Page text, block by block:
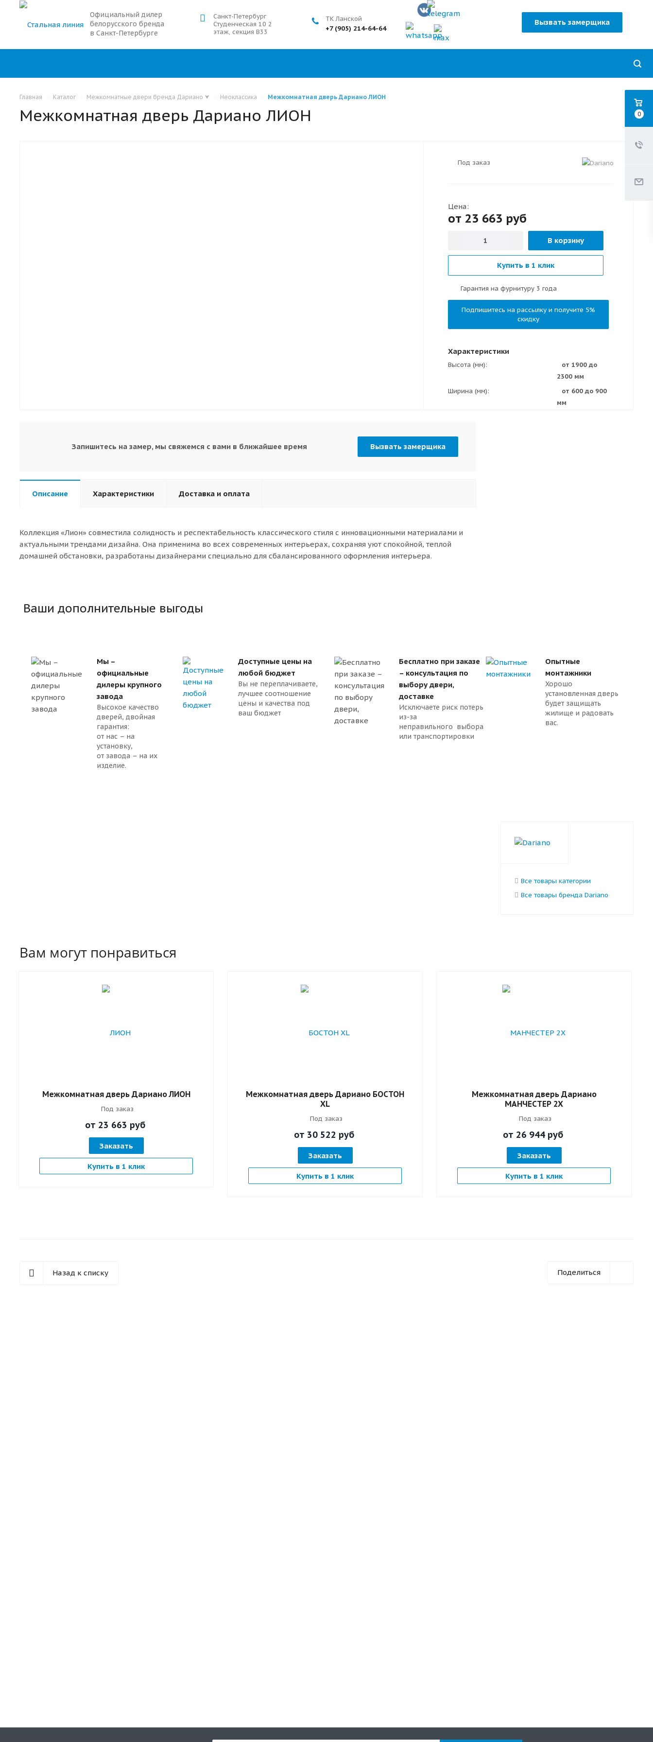
Официальный дилер
белорусского бренда
в Санкт-Петербурге
Санкт-Петербург
Студенческая 10 2
этаж, секция В33
ТК Ланской
+7 (905) 214-64-64
Вызвать замерщика
Главная Каталог Межкомнатные двери бренда Дариано ⮟ Неоклассика Межкомнатная дверь Дариано ЛИОН
Межкомнатная дверь Дариано ЛИОН
Под заказ
Цена:
от 23 663 руб
В корзину
Купить в 1 клик
Гарантия на фурнитуру 3 года
Подпишитесь на рассылку и получите 5%
скидку
Характеристики
Высота (мм)
от 1900 до
2300 мм
Ширина (мм)
от 600 до 900
мм
Запишитесь на замер, мы свяжемся с вами в ближайшее время Вызвать замерщика
Описание Характеристики Доставка и оплата
Коллекция «Лион» совместила солидность и респектабельность классического стиля с инновационными материалами и
актуальными трендами дизайна. Она применима во всех современных интерьерах, сохраняя уют спокойной, теплой
домашней обстановки, разработаны дизайнерами специально для сбалансированного оформления интерьера.
Ваши дополнительные выгоды
Мы –
официальные
дилеры крупного
завода
Высокое качество
дверей, двойная
гарантия:
от нас – на
установку,
от завода – на их
изделие.
Доступные цены на
любой бюджет
Вы не переплачиваете,
лучшее соотношение
цены и качества под
ваш бюджет
Бесплатно при заказе
– консультация по
выбору двери,
доставке
Исключаете риск потерь
из-за
неправильного выбора
или транспортировки
Опытные
монтажники
Хорошо
установленная дверь
будет защищать
жилище и радовать
вас.
Все товары категории
Все товары бренда Dariano
Вам могут понравиться
Межкомнатная дверь Дариано ЛИОН
Под заказ
от 23 663 руб
Заказать
Купить в 1 клик
Межкомнатная дверь Дариано БОСТОН
XL
Под заказ
от 30 522 руб
Заказать
Купить в 1 клик
Межкомнатная дверь Дариано
МАНЧЕСТЕР 2X
Под заказ
от 26 944 руб
Заказать
Купить в 1 клик
Поделиться
Назад к списку
0